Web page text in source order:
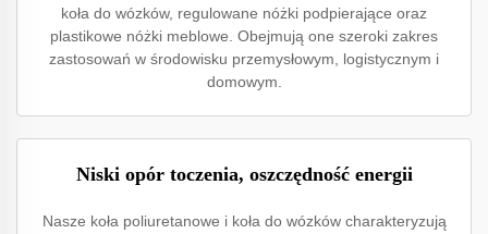
koła do wózków, regulowane nóżki podpierające oraz
plastikowe nóżki meblowe. Obejmują one szeroki zakres
zastosowań w środowisku przemysłowym, logistycznym i
domowym.
Niski opór toczenia, oszczędność energii
Nasze koła poliuretanowe i koła do wózków charakteryzują